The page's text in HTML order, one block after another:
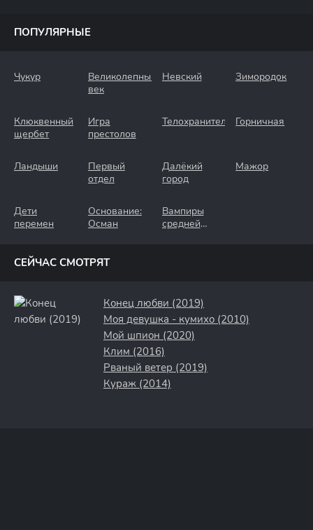
ПОПУЛЯРНЫЕ
Чукур
Великолепный
век
Невский Зимородок
Клюквенный
щербет
Игра
престолов
Телохранители Горничная
Ландыши
Первый
отдел
Далёкий
город
Мажор
Дети
перемен
Основание:
Осман
Вампиры
средней
СЕЙЧАС СМОТРЯТ
Конец любви (2019)
Моя девушка - кумихо (2010)
Мой шпион (2020)
Клим (2016)
Рваный ветер (2019)
Кураж (2014)